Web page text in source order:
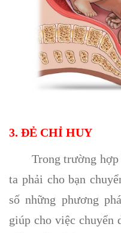
3. ĐẺ CHỈ HUY
Trong trường
ta phải cho bạn
số những phương
giúp cho việc chuyển